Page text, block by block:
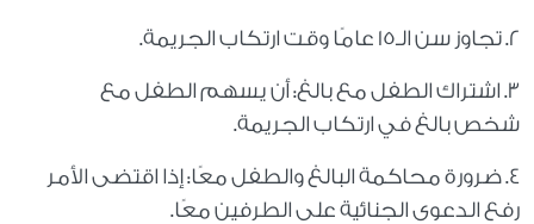
2. تجاوز سن الـ15 عامًا وقت ارتكاب الجريمة.
3. اشتراك الطفل مع بالغ: أن يسهم الطفل مع
شخص بالغ في ارتكاب الجريمة.
4. ضرورة محاكمة البالغ والطفل معًا: إذا اقتضى الأمر
رفع الدعوى الجنائية على الطرفين معًا.